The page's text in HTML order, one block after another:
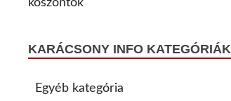
KARÁCSONY INFO KATEGÓRIÁK
Egyéb kategória